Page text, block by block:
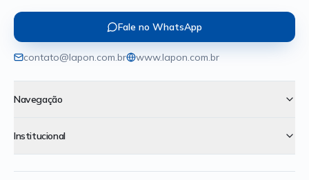
Fale no WhatsApp
contato@lapon.com.br www.lapon.com.br
Navegação
Institucional